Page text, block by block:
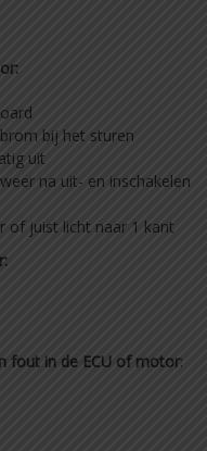
bij het sturen
uit
na uit- en inschakelen
of juist licht naar 1 kant
fout in de ECU of motor: